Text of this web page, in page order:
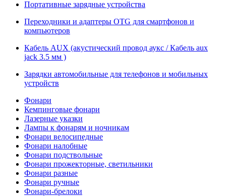
Портативные зарядные устройства
Переходники и адаптеры OTG для смартфонов и
компьютеров
Кабель AUX (акустический провод аукс / Кабель aux
jack 3.5 мм )
Зарядки автомобильные для телефонов и мобильных
устройств
Фонари
Кемпинговые фонари
Лазерные указки
Лампы к фонарям и ночникам
Фонари велосипедные
Фонари налобные
Фонари подствольные
Фонари прожекторные, светильники
Фонари разные
Фонари ручные
Фонари-брелоки